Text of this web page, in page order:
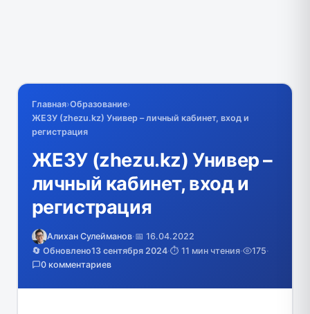
Главная›Образование›
ЖЕЗУ (zhezu.kz) Универ – личный кабинет, вход и
регистрация
ЖЕЗУ (zhezu.kz) Универ –
личный кабинет, вход и
регистрация
Алихан Сулейманов·📅 16.04.2022
🔄 Обновлено13 сентября 2024·⏱️ 11 мин чтения· 175·
0 комментариев